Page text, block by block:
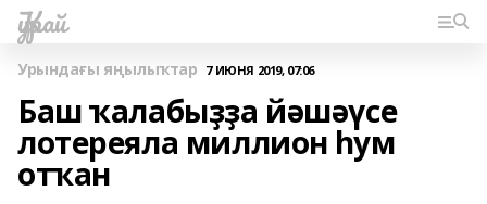
Ҡурай
Урындағы яңылыҡтар 7 ИЮНЯ 2019, 07:06
Баш ҡалабыҙҙа йәшәүсе
лотереяла миллион һум
отҡан